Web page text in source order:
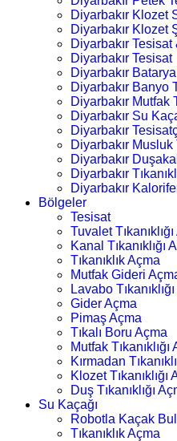
Diyarbakır Klozet
Diyarbakır Klozet
Diyarbakır
Diyarbakır Tesisat
Diyarbakır
Diyarbakır Banyo
Diyarbakır Mutfak
Diyarbakır Su
Diyarbakır
Diyarbakır Musluk
Diyarbakır
Diyarbakır
Diyarbakır
Bölgeler
Tesisat
Tuvalet
Kanal Tıkanıklığı
Tıkanıklık Açma
Mutfak Gideri
Lavabo
Gider Açma
Pimaş Açma
Tıkalı Boru Açma
Mutfak Tıkanıklığı
Kırmadan
Klozet Tıkanıklığı
Duş Tıkanıklığı
Su Kaçağı
Robotla Kaçak
Tıkanıklık Açma